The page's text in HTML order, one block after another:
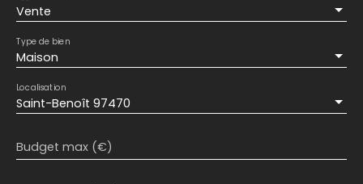
Vente
Maison
Type de bien
Saint-Benoît 97470
Localisation
Budget max (€)